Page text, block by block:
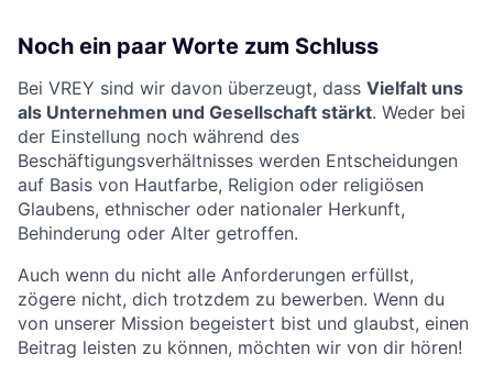
Noch ein paar Worte zum Schluss
Bei VREY sind wir davon überzeugt, dass Vielfalt uns
als Unternehmen und Gesellschaft stärkt. Weder bei
der Einstellung noch während des
Beschäftigungsverhältnisses werden Entscheidungen
auf Basis von Hautfarbe, Religion oder religiösen
Glaubens, ethnischer oder nationaler Herkunft,
Behinderung oder Alter getroffen.
Auch wenn du nicht alle Anforderungen erfüllst,
zögere nicht, dich trotzdem zu bewerben. Wenn du
von unserer Mission begeistert bist und glaubst, einen
Beitrag leisten zu können, möchten wir von dir hören!